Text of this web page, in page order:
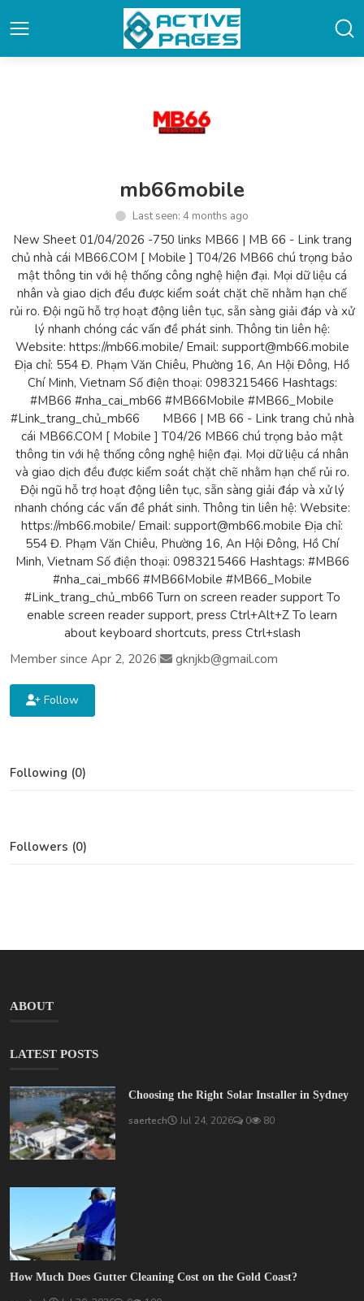
mb66mobile
Last seen: 4 months ago
New Sheet 01/04/2026 -750 links MB66 | MB 66 - Link trang
chủ nhà cái MB66.COM [ Mobile ] T04/26 MB66 chú trọng bảo
mật thông tin với hệ thống công nghệ hiện đại. Mọi dữ liệu cá
nhân và giao dịch đều được kiểm soát chặt chẽ nhằm hạn chế
rủi ro. Đội ngũ hỗ trợ hoạt động liên tục, sẵn sàng giải đáp và xử
lý nhanh chóng các vấn đề phát sinh. Thông tin liên hệ:
Website: https://mb66.mobile/ Email: support@mb66.mobile
Địa chỉ: 554 Đ. Phạm Văn Chiêu, Phường 16, An Hội Đông, Hồ
Chí Minh, Vietnam Số điện thoại: 0983215466 Hashtags:
#MB66 #nha_cai_mb66 #MB66Mobile #MB66_Mobile
#Link_trang_chủ_mb66 MB66 | MB 66 - Link trang chủ nhà
cái MB66.COM [ Mobile ] T04/26 MB66 chú trọng bảo mật
thông tin với hệ thống công nghệ hiện đại. Mọi dữ liệu cá nhân
và giao dịch đều được kiểm soát chặt chẽ nhằm hạn chế rủi ro.
Đội ngũ hỗ trợ hoạt động liên tục, sẵn sàng giải đáp và xử lý
nhanh chóng các vấn đề phát sinh. Thông tin liên hệ: Website:
https://mb66.mobile/ Email: support@mb66.mobile Địa chỉ:
554 Đ. Phạm Văn Chiêu, Phường 16, An Hội Đông, Hồ Chí
Minh, Vietnam Số điện thoại: 0983215466 Hashtags: #MB66
#nha_cai_mb66 #MB66Mobile #MB66_Mobile
#Link_trang_chủ_mb66 Turn on screen reader support To
enable screen reader support, press Ctrl+Alt+Z To learn
about keyboard shortcuts, press Ctrl+slash
Member since Apr 2, 2026| gknjkb@gmail.com
Follow
Following (0)
Followers (0)
ABOUT
LATEST POSTS
Choosing the Right Solar Installer in Sydney
saertech Jul 24, 2026 0 80
How Much Does Gutter Cleaning Cost on the Gold Coast?